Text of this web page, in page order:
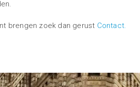
brengen zoek dan gerust Contact.